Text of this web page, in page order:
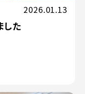
2026.01.13
た